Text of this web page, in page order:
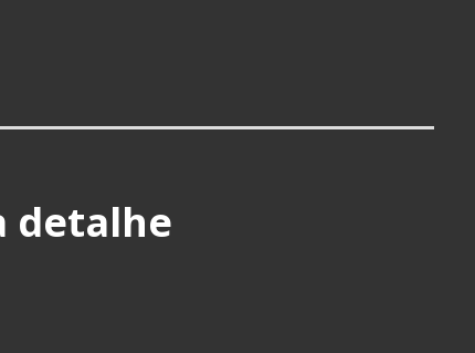
detalhe